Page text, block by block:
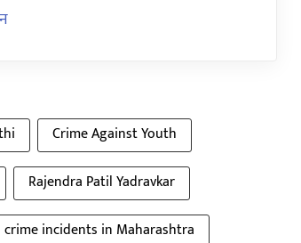
Crime Against Youth
Rajendra Patil Yadravkar
crime incidents in Maharashtra